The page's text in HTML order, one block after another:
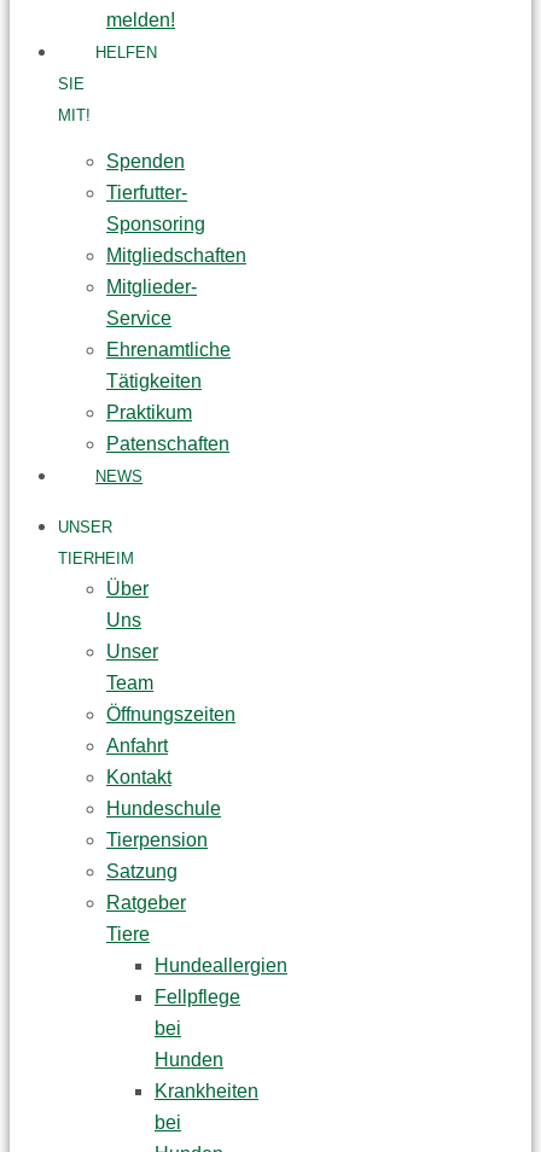
melden!
HELFEN
SIE
MIT!
Spenden
Tierfutter-
Sponsoring
Mitgliedschaften
Mitglieder-
Service
Ehrenamtliche
Tätigkeiten
Praktikum
Patenschaften
NEWS
UNSER
TIERHEIM
Über
Uns
Unser
Team
Öffnungszeiten
Anfahrt
Kontakt
Hundeschule
Tierpension
Satzung
Ratgeber
Tiere
Hundeallergien
Fellpflege
bei
Hunden
Krankheiten
bei